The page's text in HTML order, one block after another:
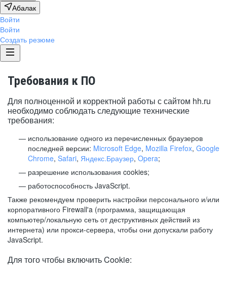
Абалак
Войти
Войти
Создать резюме
Требования к ПО
Для полноценной и корректной работы с сайтом hh.ru
необходимо соблюдать следующие технические
требования:
использование одного из перечисленных браузеров
последней версии: Microsoft Edge, Mozilla Firefox, Google
Chrome, Safari, Яндекс.Браузер, Opera;
разрешение использования cookies;
работоспособность JavaScript.
Также рекомендуем проверить настройки персонального и/или
корпоративного Firewall'a (программа, защищающая
компьютер/локальную сеть от деструктивных действий из
интернета) или прокси-сервера, чтобы они допускали работу
JavaScript.
Для того чтобы включить Cookie: